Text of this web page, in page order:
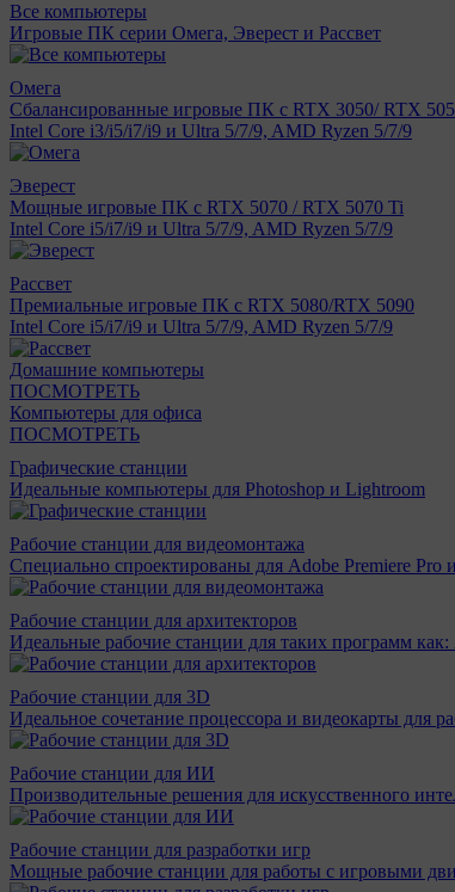
Все компьютеры
Игровые ПК серии Омега, Эверест и Рассвет
Омега
Сбалансированные игровые ПК с RTX 3050/ RTX
Intel Core i3/i5/i7/i9 и Ultra 5/7/9, AMD Ryzen 5/7/9
Эверест
Мощные игровые ПК с RTX 5070 / RTX 5070 Ti
Intel Core i5/i7/i9 и Ultra 5/7/9, AMD Ryzen 5/7/9
Рассвет
Премиальные игровые ПК с RTX 5080/RTX 5090
Intel Core i5/i7/i9 и Ultra 5/7/9, AMD Ryzen 5/7/9
Домашние компьютеры
ПОСМОТРЕТЬ
Компьютеры для офиса
ПОСМОТРЕТЬ
Графические станции
Идеальные компьютеры для Photoshop и Lightroom
Рабочие станции для видеомонтажа
Специально спроектированы для Adobe Premiere Pro
Рабочие станции для архитекторов
Идеальные рабочие станции для таких программ
Рабочие станции для 3D
Идеальное сочетание процессора и видеокарты для
Рабочие станции для ИИ
Производительные решения для искусственного
Рабочие станции для разработки игр
Мощные рабочие станции для работы с игровыми